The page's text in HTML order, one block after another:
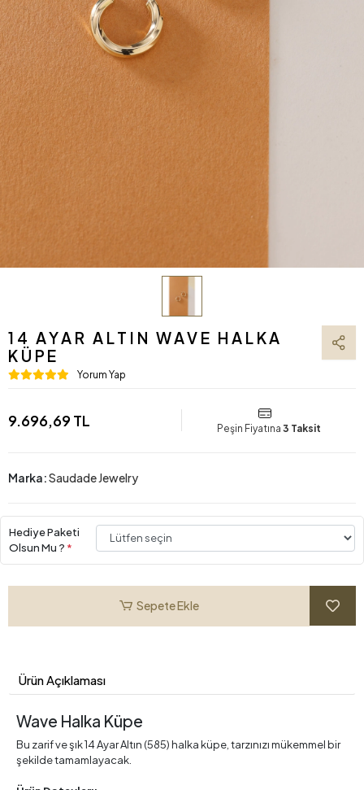
14 AYAR ALTIN WAVE HALKA
KÜPE
Yorum Yap
9.696,69 TL Peşin Fiyatına 3 Taksit
Marka:Saudade Jewelry
Hediye Paketi
Olsun Mu ? *
Sepete Ekle
Ürün Açıklaması
Wave Halka Küpe
Bu zarif ve şık 14 Ayar Altın (585) halka küpe, tarzınızı mükemmel bir
şekilde tamamlayacak.